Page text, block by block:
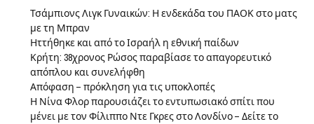
Τσάμπιονς Λιγκ Γυναικών: Η ενδεκάδα του ΠΑΟΚ στο ματς
με τη Μπραν
Ηττήθηκε και από το Ισραήλ η εθνική παίδων
Κρήτη: 38χρονος Ρώσος παραβίασε το απαγορευτικό
απόπλου και συνελήφθη
Απόφαση – πρόκληση για τις υποκλοπές
Η Νίνα Φλορ παρουσιάζει το εντυπωσιακό σπίτι που
μένει με τον Φίλιππο Ντε Γκρες στο Λονδίνο – Δείτε το